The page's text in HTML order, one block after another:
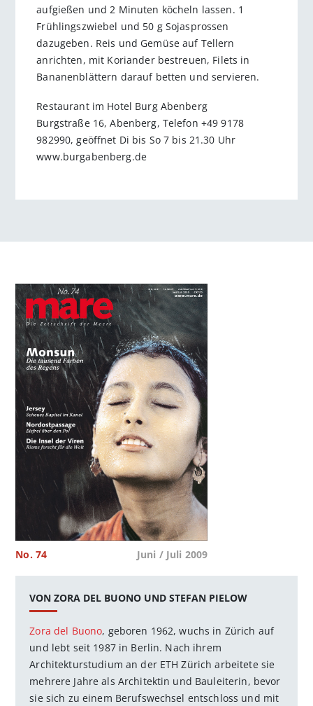
aufgießen und 2 Minuten köcheln lassen. 1
Frühlingszwiebel und 50 g Sojasprossen
dazugeben. Reis und Gemüse auf Tellern
anrichten, mit Koriander bestreuen, Filets in
Bananenblättern darauf betten und servieren.
Restaurant im Hotel Burg Abenberg
Burgstraße 16, Abenberg, Telefon +49 9178
982990, geöffnet Di bis So 7 bis 21.30 Uhr
www.burgabenberg.de
No. 74 Juni / Juli 2009
VON ZORA DEL BUONO UND STEFAN PIELOW
Zora del Buono, geboren 1962, wuchs in Zürich auf
und lebt seit 1987 in Berlin. Nach ihrem
Architekturstudium an der ETH Zürich arbeitete sie
mehrere Jahre als Architektin und Bauleiterin, bevor
sie sich zu einem Berufswechsel entschloss und mit